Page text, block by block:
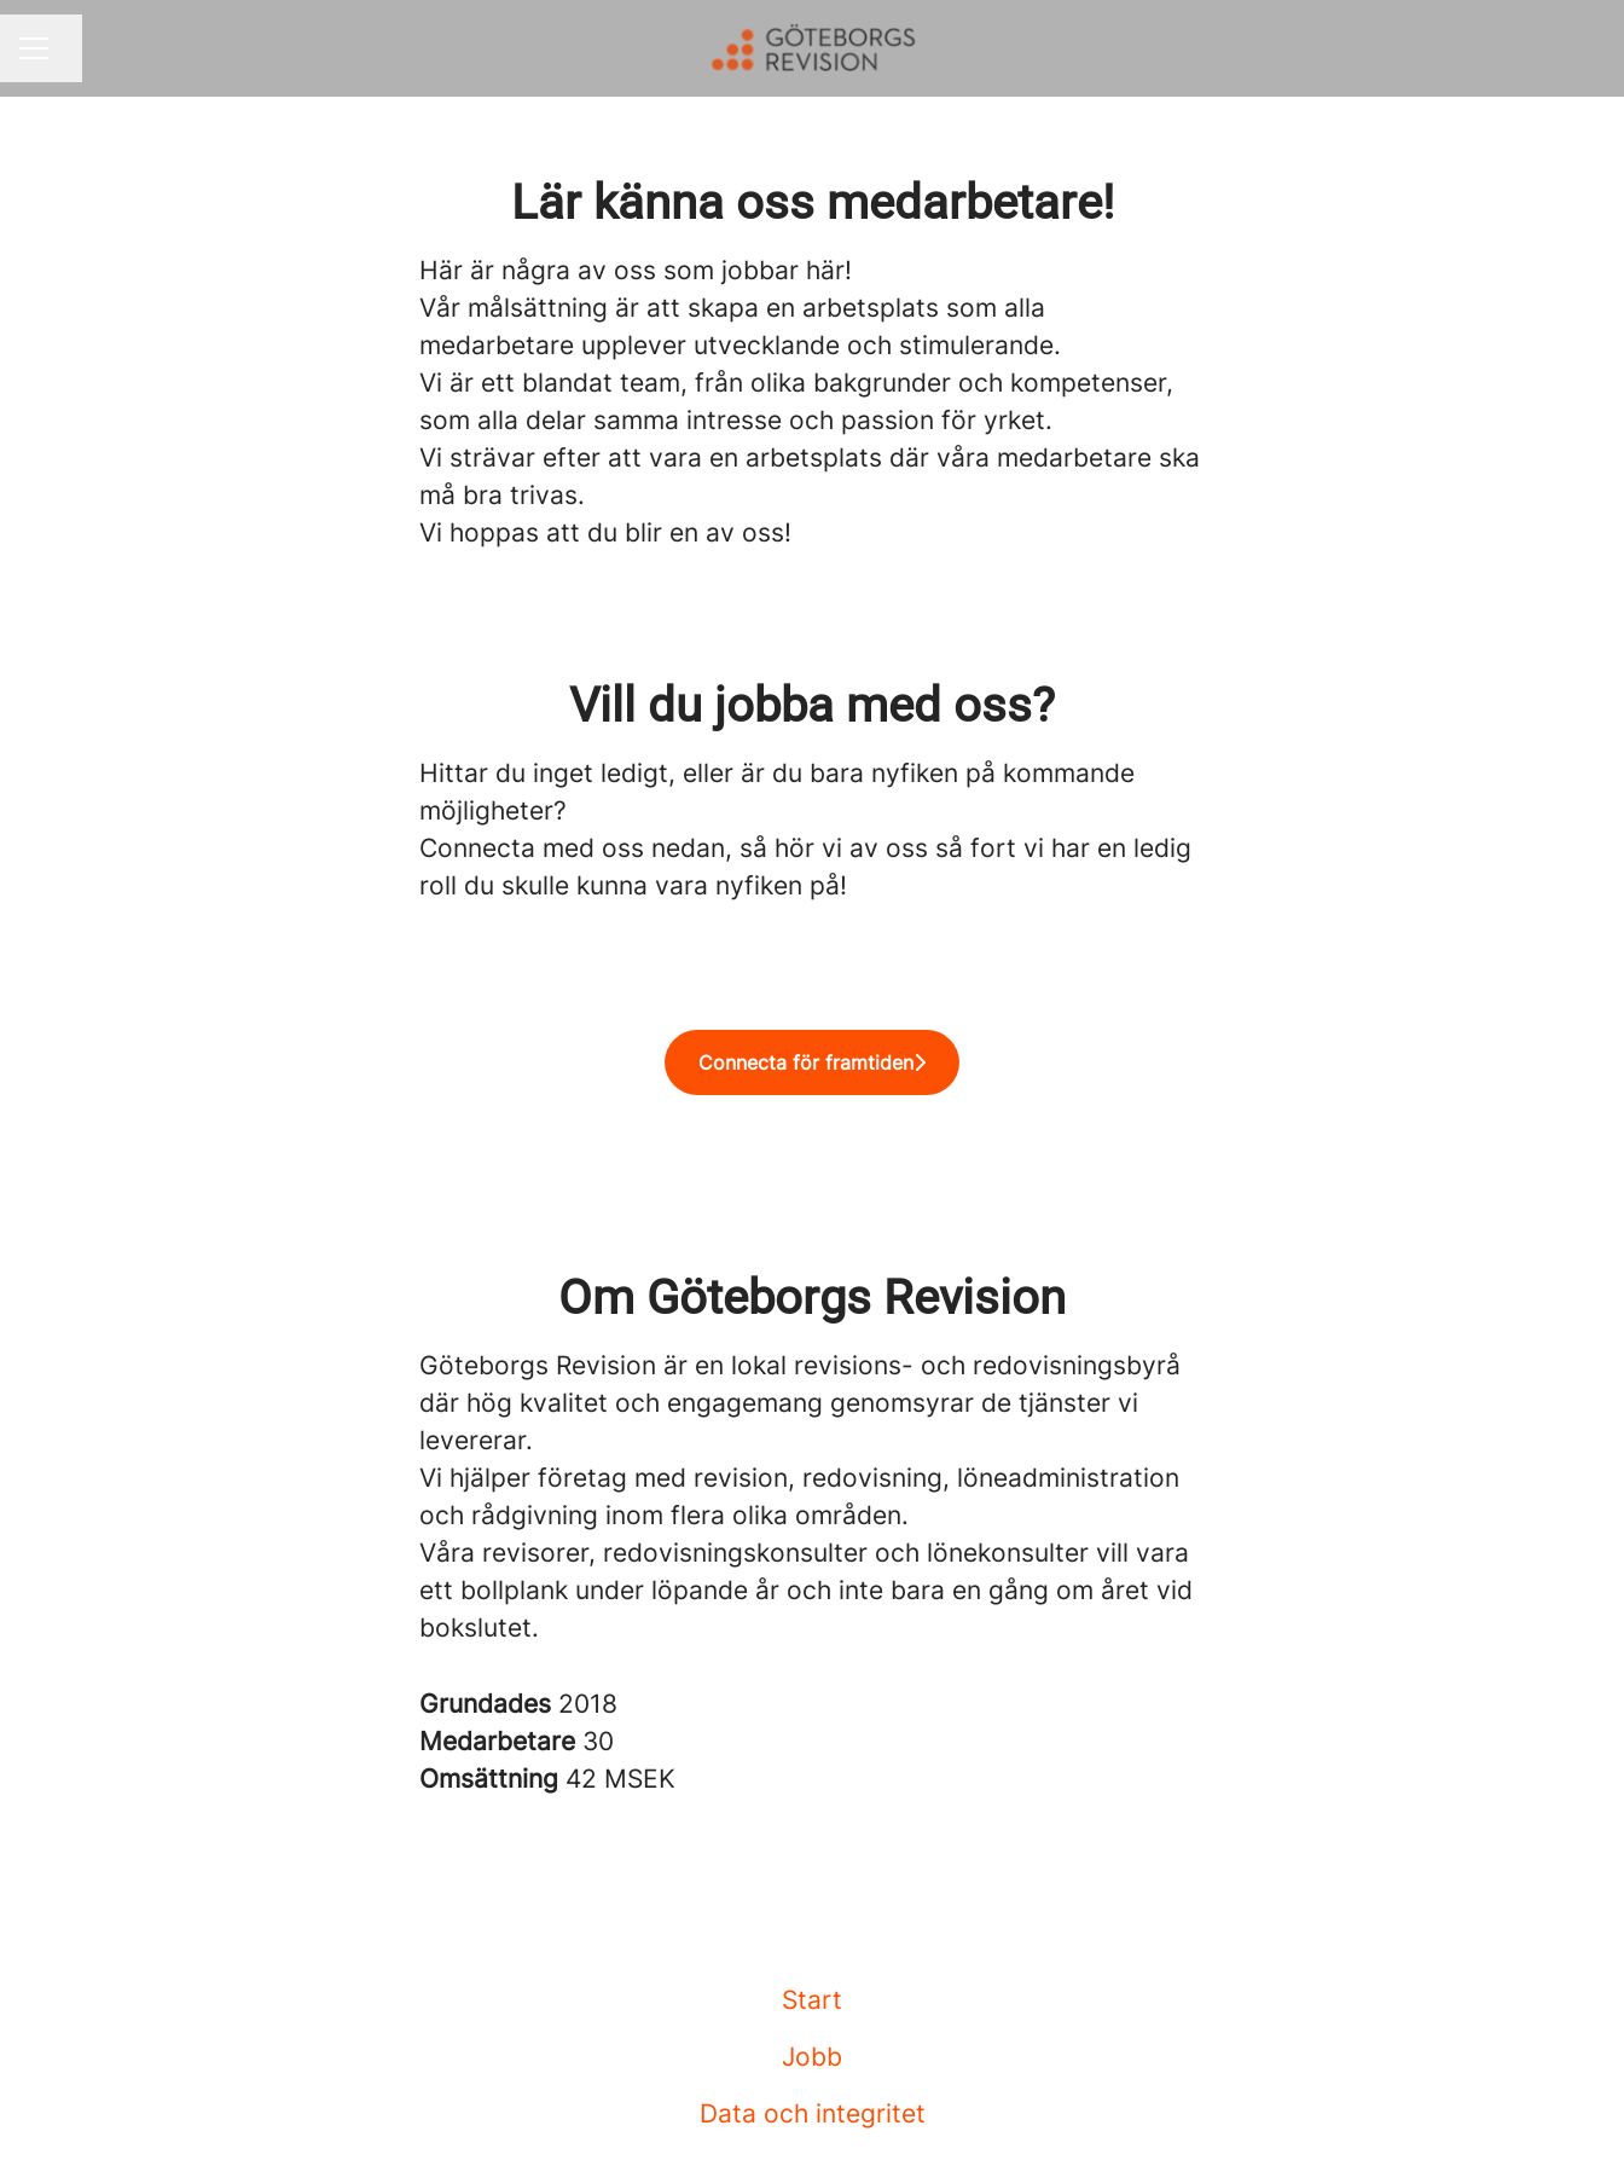
Lär känna oss medarbetare!
Här är några av oss som jobbar här!
Vår målsättning är att skapa en arbetsplats som alla
medarbetare upplever utvecklande och stimulerande.
Vi är ett blandat team, från olika bakgrunder och kompetenser,
som alla delar samma intresse och passion för yrket.
Vi strävar efter att vara en arbetsplats där våra medarbetare ska
må bra trivas.
Vi hoppas att du blir en av oss!
Vill du jobba med oss?
Hittar du inget ledigt, eller är du bara nyfiken på kommande
möjligheter?
Connecta med oss nedan, så hör vi av oss så fort vi har en ledig
roll du skulle kunna vara nyfiken på!
Connecta för framtiden
Om Göteborgs Revision
Göteborgs Revision är en lokal revisions- och redovisningsbyrå
där hög kvalitet och engagemang genomsyrar de tjänster vi
levererar.
Vi hjälper företag med revision, redovisning, löneadministration
och rådgivning inom flera olika områden.
Våra revisorer, redovisningskonsulter och lönekonsulter vill vara
ett bollplank under löpande år och inte bara en gång om året vid
bokslutet.
Grundades 2018
Medarbetare 30
Omsättning 42 MSEK
Start
Jobb
Data och integritet